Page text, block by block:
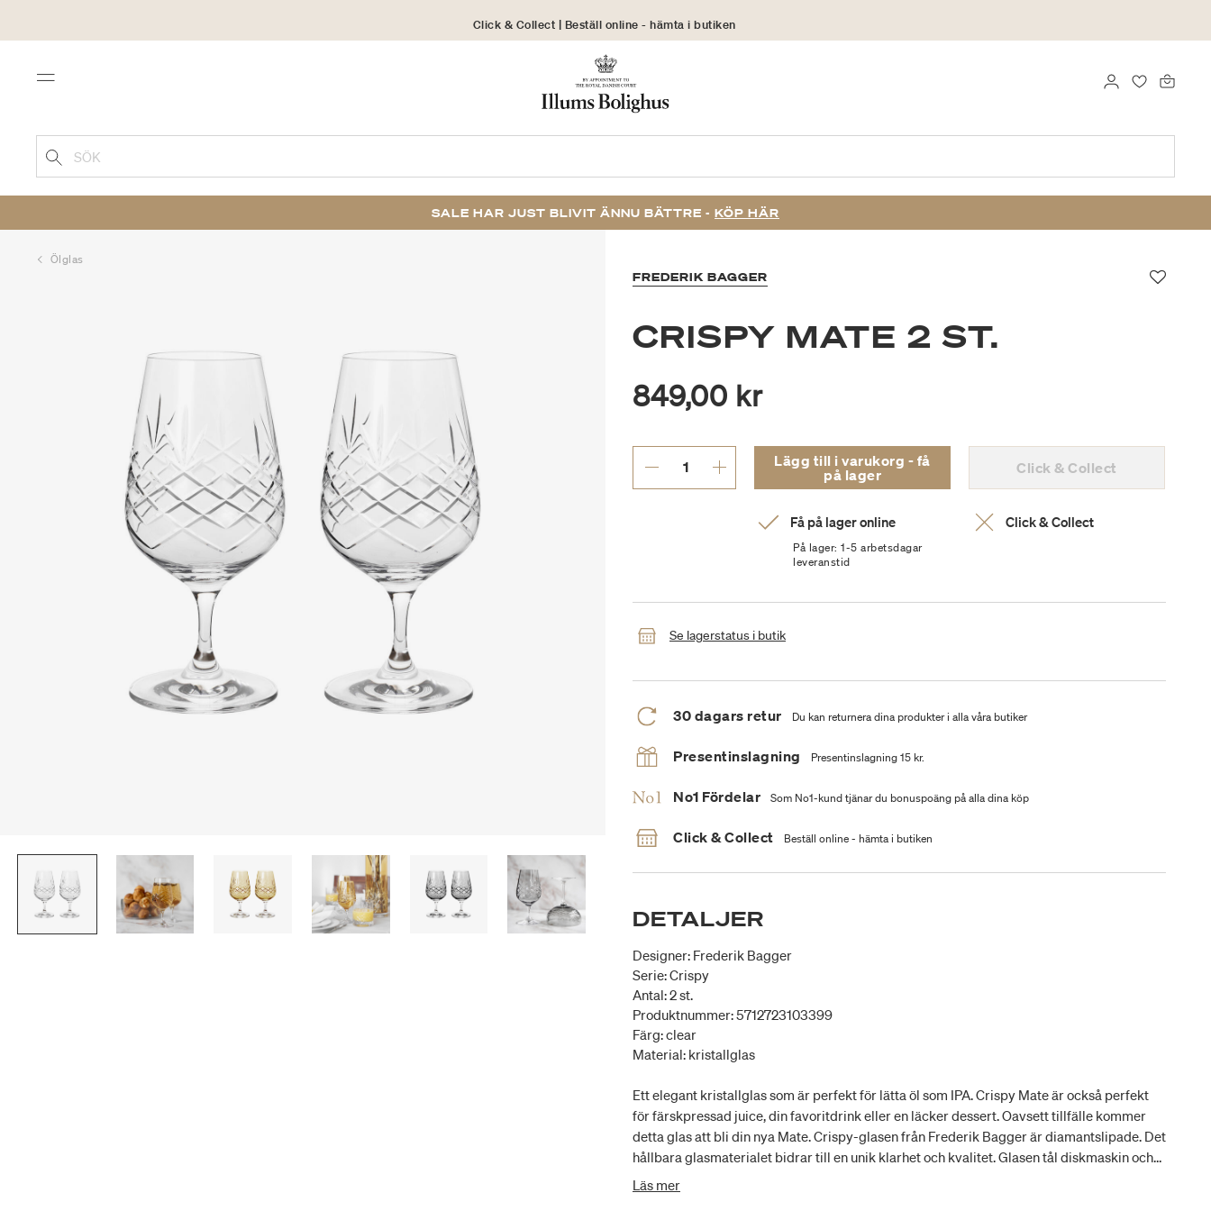
Click & Collect | Beställ online - hämta i butiken
30 dagars returrätt
Menu FAVORITER
LOGGA IN
SÖK
SALE HAR JUST BLIVIT ÄNNU BÄTTRE - KÖP HÄR
Ölglas
FREDERIK BAGGER
CRISPY MATE 2 ST.
849,00 kr
Lägg till i varukorg - få
på lager
Click & Collect
Få på lager online
På lager: 1-5 arbetsdagar
leveranstid
Click & Collect
Se lagerstatus i butik
30 dagars retur Du kan returnera dina produkter i alla våra butiker
Presentinslagning Presentinslagning 15 kr.
No1 Fördelar Som No1-kund tjänar du bonuspoäng på alla dina köp
Click & Collect Beställ online - hämta i butiken
DETALJER
Designer: Frederik Bagger
Serie: Crispy
Antal: 2 st.
Produktnummer: 5712723103399
Färg: clear
Material: kristallglas
Ett elegant kristallglas som är perfekt för lätta öl som IPA. Crispy Mate är också perfekt
för färskpressad juice, din favoritdrink eller en läcker dessert. Oavsett tillfälle kommer
detta glas att bli din nya Mate. Crispy-glasen från Frederik Bagger är diamantslipade. Det
hållbara glasmaterialet bidrar till en unik klarhet och kvalitet. Glasen tål diskmaskin och
temperaturer från -25 grader till 180 grader.
Läs mer